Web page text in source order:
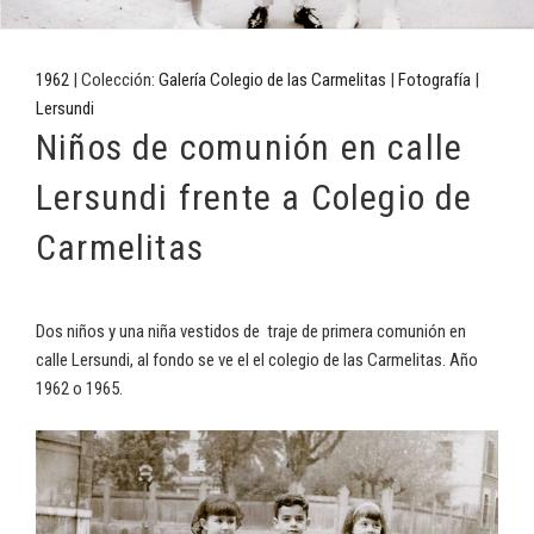
1962 | Colección: Galería Colegio de las Carmelitas | Fotografía |
Lersundi
Niños de comunión en calle
Lersundi frente a Colegio de
Carmelitas
Dos niños y una niña vestidos de traje de primera comunión en
calle Lersundi, al fondo se ve el el colegio de las Carmelitas. Año
1962 o 1965.